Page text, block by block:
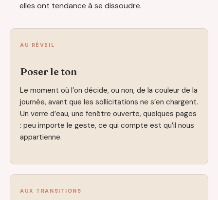
elles ont tendance à se dissoudre.
AU RÉVEIL
Poser le ton
Le moment où l’on décide, ou non, de la couleur de la
journée, avant que les sollicitations ne s’en chargent.
Un verre d’eau, une fenêtre ouverte, quelques pages
: peu importe le geste, ce qui compte est qu’il nous
appartienne.
AUX TRANSITIONS